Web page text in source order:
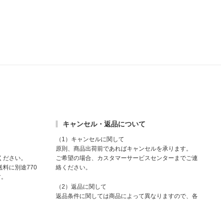
さい。
料に別途770
キャンセル・返品について
（1）キャンセルに関して
原則、商品出荷前であればキャンセルを承ります。
ご希望の場合、カスタマーサービスセンターまでご連
絡ください。
（2）返品に関して
返品条件に関しては商品によって異なりますので、各